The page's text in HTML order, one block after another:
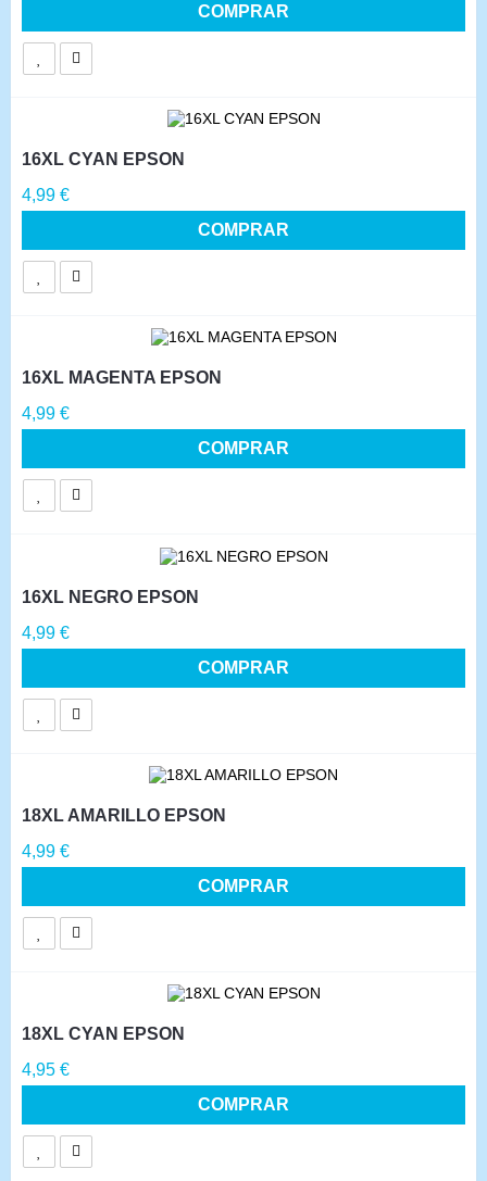
COMPRAR
16XL CYAN EPSON
Precio
4,99 €
COMPRAR
16XL MAGENTA EPSON
Precio
4,99 €
COMPRAR
16XL NEGRO EPSON
Precio
4,99 €
COMPRAR
18XL AMARILLO EPSON
Precio
4,99 €
COMPRAR
18XL CYAN EPSON
Precio
4,95 €
COMPRAR